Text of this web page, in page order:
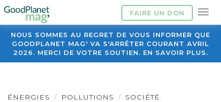
FAIRE UN DON
NOUS SOMMES AU REGRET DE VOUS INFORMER QUE
GOODPLANET MAG' VA S'ARRÊTER COURANT AVRIL
2026. MERCI DE VOTRE SOUTIEN. EN SAVOIR PLUS.
ÉNERGIES POLLUTIONS SOCIÉTÉ